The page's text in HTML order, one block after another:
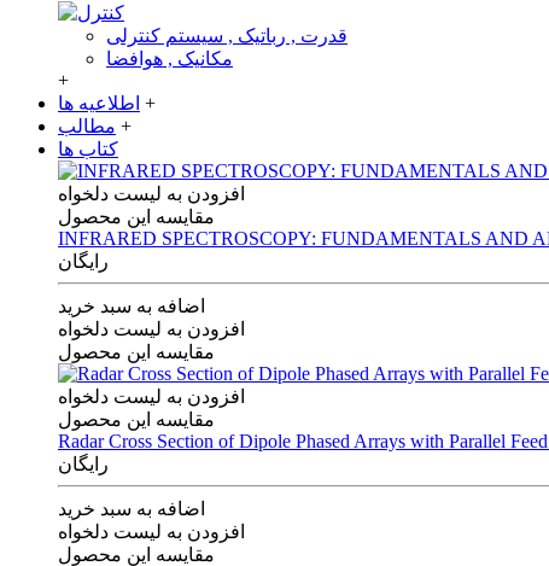
قدرت , رباتیک , سیستم کنترلی
مکانیک , هوافضا
+
اطلاعیه ها +
مطالب +
کتاب ها
افزودن به لیست دلخواه
مقایسه این محصول
INFRARED SPECTROSCOPY: FUNDAMENTALS AND
رایگان
اضافه به سبد خرید
افزودن به لیست دلخواه
مقایسه این محصول
افزودن به لیست دلخواه
مقایسه این محصول
Radar Cross Section of Dipole Phased Arrays with Parallel
رایگان
اضافه به سبد خرید
افزودن به لیست دلخواه
مقایسه این محصول